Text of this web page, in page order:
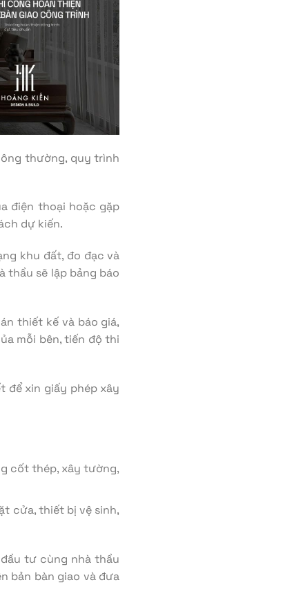
thường, quy trình
điện thoại hoặc gặp
dự kiến.
khu đất, đo đạc và
thầu sẽ lập bảng báo
thiết kế và báo giá,
mỗi bên, tiến độ thi
để xin giấy phép xây
cốt thép, xây tường,
cửa, thiết bị vệ sinh,
tư cùng nhà thầu
bản bàn giao và đưa